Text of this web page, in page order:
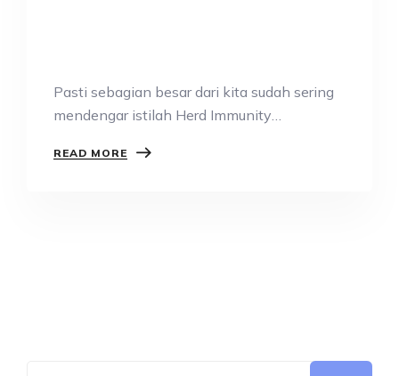
Pasti sebagian besar dari kita sudah sering
mendengar istilah Herd Immunity
READ MORE